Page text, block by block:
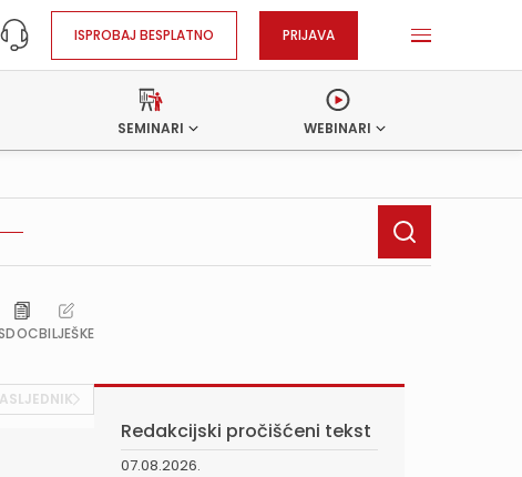
ISPROBAJ BESPLATNO PRIJAVA
SEMINARI WEBINARI
DOCBILJEŠKE
Redakcijski pročišćeni tekst
07.08.2026.